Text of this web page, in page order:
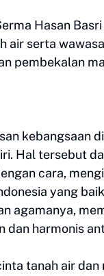
Hasan
serta
pembekalan
kebangsaan
Hal tersebut
cara,
yang
agamanya,
harmonis
tanah air dan